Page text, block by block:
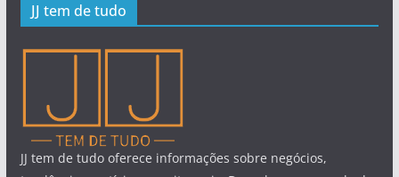
JJ tem de tudo
JJ tem de tudo oferece informações sobre negócios,